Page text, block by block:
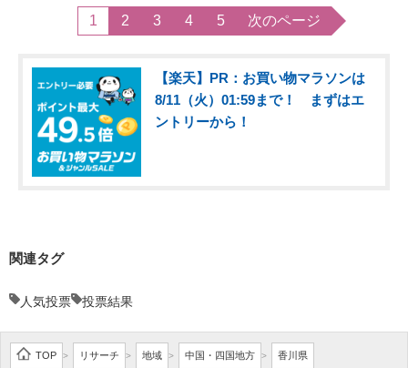
1 2 3 4 5 次のページ
【楽天】PR：お買い物マラソンは
8/11（火）01:59まで！ まずはエ
ントリーから！
関連タグ
人気投票 投票結果
TOP > リサーチ > 地域 > 中国・四国地方 > 香川県